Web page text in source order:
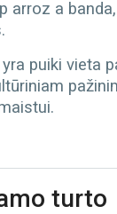
arroz a
puiki vieta
turto